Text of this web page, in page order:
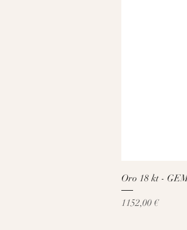
Oro 18 kt -
Prezzo
1152,00 €